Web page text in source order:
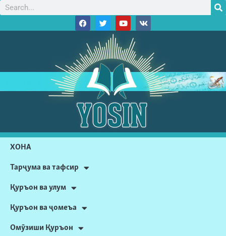
ХОНА
Тарҷума ва тафсир
Қуръон ва улум
Қуръон ва ҷомеъа
Омӯзиши Қуръон